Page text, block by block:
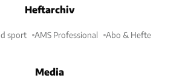
Heftarchiv
sport AMS Professional Abo & Hefte
Media